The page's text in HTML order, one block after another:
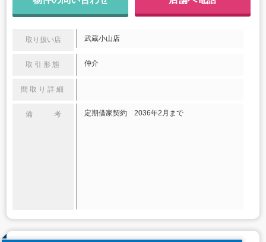
取り扱い店 武蔵小山店
取引形態 仲介
間取り詳細
備 考 定期借家契約 2036年2月まで